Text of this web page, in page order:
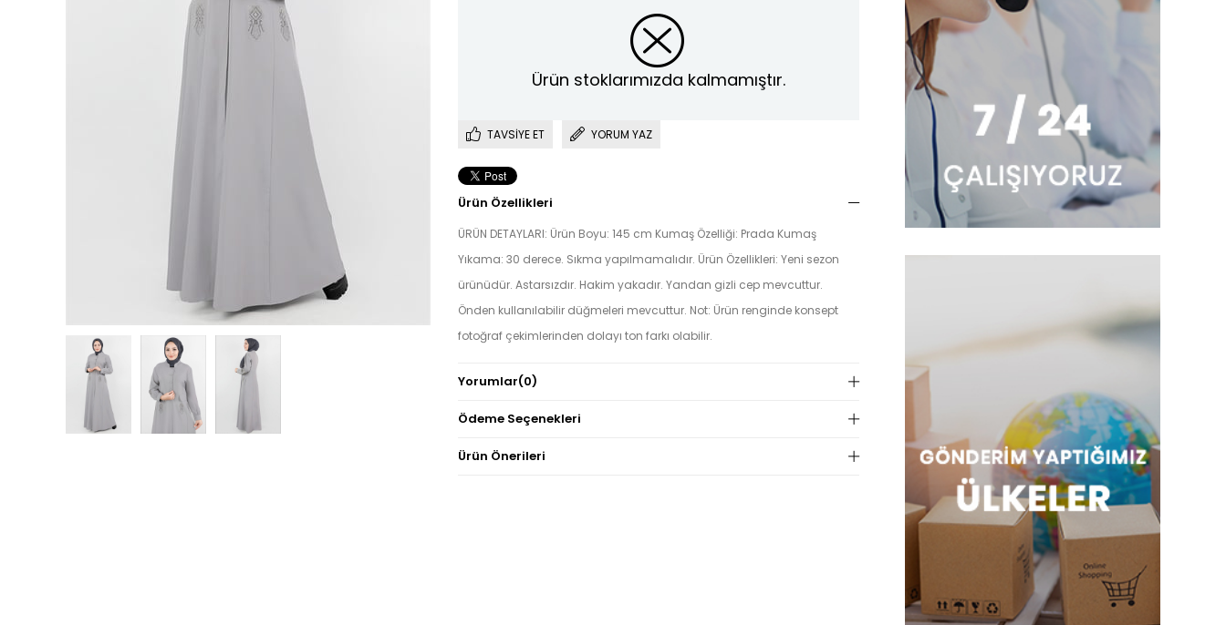
Ürün stoklarımızda kalmamıştır.
TAVSIYE ET YORUM YAZ
Ürün Özellikleri
ÜRÜN DETAYLARI: Ürün Boyu: 145 cm Kumaş Özelliği: Prada Kumaş
Yıkama: 30 derece. Sıkma yapılmamalıdır. Ürün Özellikleri: Yeni sezon
ürünüdür. Astarsızdır. Hakim yakadır. Yandan gizli cep mevcuttur.
Önden kullanılabilir düğmeleri mevcuttur. Not: Ürün renginde konsept
fotoğraf çekimlerinden dolayı ton farkı olabilir.
Yorumlar(0)
Ödeme Seçenekleri
Ürün Önerileri